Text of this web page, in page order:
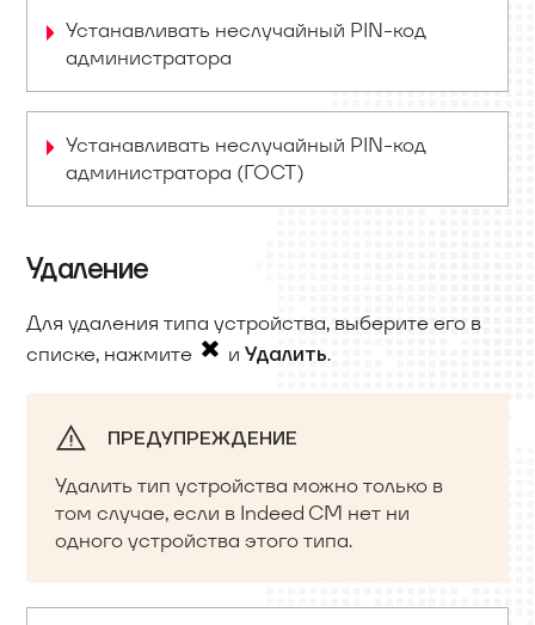
Устанавливать неслучайный PIN-код
администратора
Устанавливать неслучайный PIN-код
администратора (ГОСТ)
Удаление
Для удаления типа устройства, выберите его в
списке, нажмите
и Удалить.
ПРЕДУПРЕЖДЕНИЕ
Удалить тип устройства можно только в
том случае, если в Indeed CM нет ни
одного устройства этого типа.